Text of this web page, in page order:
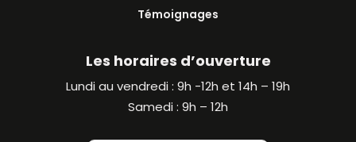
Témoignages
Les horaires d’ouverture
Lundi au vendredi : 9h -12h et 14h – 19h
Samedi : 9h – 12h